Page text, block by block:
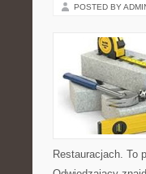
POSTED BY
Restauracjach. To